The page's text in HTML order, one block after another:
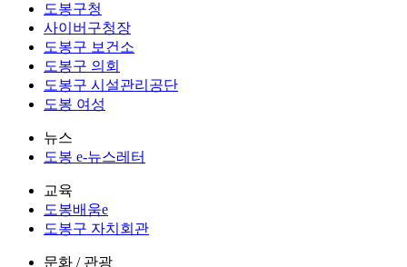
도봉구청
사이버구청장
도봉구 보건소
도봉구 의회
도봉구 시설관리공단
도봉 여성
뉴스
도봉 e-뉴스레터
교육
도봉배움e
도봉구 자치회관
문화 / 관광